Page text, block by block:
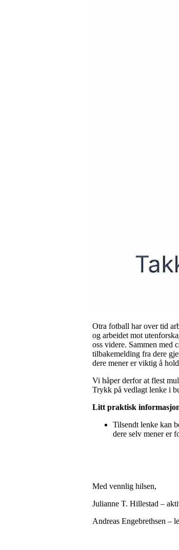
Otra fotball har over tid
og arbeidet mot
oss videre. Sammen med
tilbakemelding fra dere
dere mener er viktig å
Vi håper derfor at flest
Trykk på vedlagt lenke i
Litt praktisk
Tilsendt lenke kan
dere selv mener er
Med vennlig hilsen,
Julianne T. Hillestad –
Andreas Engebrethsen –